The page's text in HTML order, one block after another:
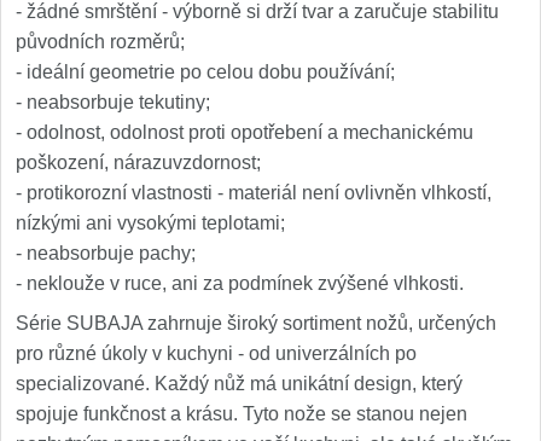
- žádné smrštění - výborně si drží tvar a zaručuje stabilitu
původních rozměrů;
- ideální geometrie po celou dobu používání;
- neabsorbuje tekutiny;
- odolnost, odolnost proti opotřebení a mechanickému
poškození, nárazuvzdornost;
- protikorozní vlastnosti - materiál není ovlivněn vlhkostí,
nízkými ani vysokými teplotami;
- neabsorbuje pachy;
- neklouže v ruce, ani za podmínek zvýšené vlhkosti.
Série SUBAJA zahrnuje široký sortiment nožů, určených
pro různé úkoly v kuchyni - od univerzálních po
specializované. Každý nůž má unikátní design, který
spojuje funkčnost a krásu. Tyto nože se stanou nejen